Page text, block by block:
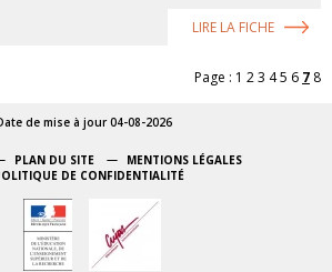
LIRE LA FICHE
Page : 1 23 45 6 7 8
de mise à jour 04-08-2026
PLAN DU SITE
MENTIONS LÉGALES
DE CONFIDENTIALITÉ